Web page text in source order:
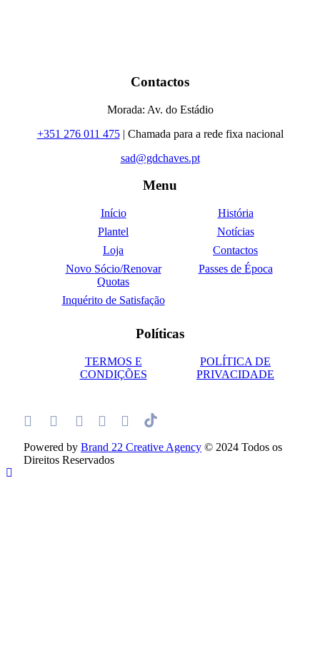
Contactos
Morada: Av. do Estádio
+351 276 011 475| Chamada para a rede fixa nacional
sad@gdchaves.pt
Menu
Início
História
Plantel
Notícias
Loja
Contactos
Novo Sócio/Renovar
Quotas
Passes de Época
Inquérito de Satisfação
Políticas
TERMOS E
CONDIÇÕES
POLÍTICA DE
PRIVACIDADE
Powered by Brand 22 Creative Agency © 2024 Todos os
Direitos Reservados